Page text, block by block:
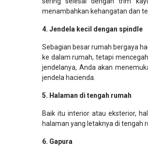
menambahkan kehangatan dan
4. Jendela kecil dengan spindle
Sebagian besar rumah bergaya
ke dalam rumah, tetapi
jendelanya, Anda akan
jendela hacienda.
5. Halaman di tengah rumah
Baik itu interior atau eksterior,
halaman yang letaknya di tengah
6. Gapura